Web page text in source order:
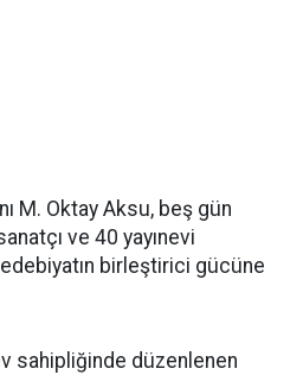
M. Oktay Aksu, beş gün
ve 40 yayınevi
edebiyatın birleştirici gücüne
sahipliğinde düzenlenen